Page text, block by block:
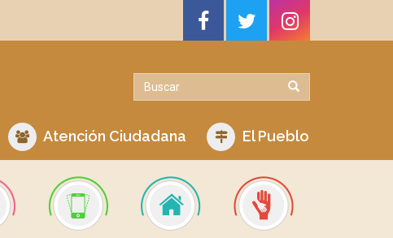
Atención Ciudadana El Pueblo